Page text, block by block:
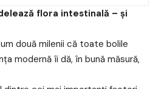
flora intestinală – și
două milenii că toate bolile
modernă îi dă, în bună măsură,